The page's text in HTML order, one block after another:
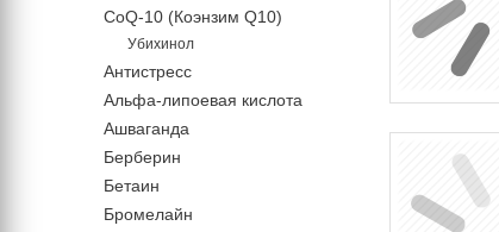
CoQ-10 (Коэнзим Q10)
Убихинол
Антистресс
Альфа-липоевая кислота
Ашваганда
Берберин
Бетаин
Бромелайн